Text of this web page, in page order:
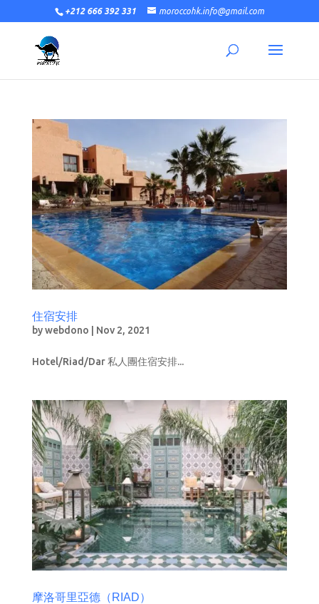
+212 666 392 331 moroccohk.info@gmail.com
住宿安排
bywebdono Nov 2, 2021
Hotel/Riad/Dar 私人團住宿安排...
摩洛哥里亞德（RIAD）